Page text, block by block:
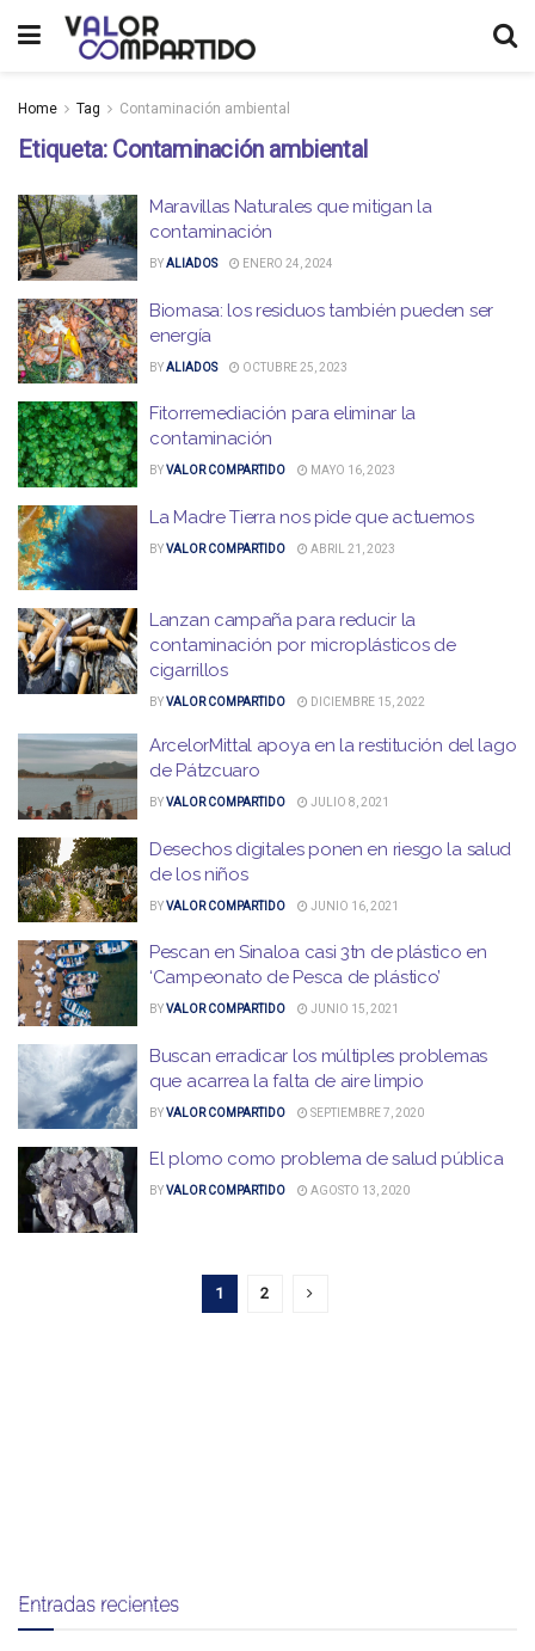
Home Tag Contaminación ambiental
Etiqueta: Contaminación ambiental
Maravillas Naturales que mitigan la
contaminación
BYALIADOS ENERO 24, 2024
Biomasa: los residuos también pueden ser
energía
BYALIADOS OCTUBRE 25, 2023
Fitorremediación para eliminar la
contaminación
BYVALOR COMPARTIDO MAYO 16, 2023
La Madre Tierra nos pide que actuemos
BYVALOR COMPARTIDO ABRIL 21, 2023
Lanzan campaña para reducir la
contaminación por microplásticos de
cigarrillos
BYVALOR COMPARTIDO DICIEMBRE 15, 2022
ArcelorMittal apoya en la restitución del lago
de Pátzcuaro
BYVALOR COMPARTIDO JULIO 8, 2021
Desechos digitales ponen en riesgo la salud
de los niños
BYVALOR COMPARTIDO JUNIO 16, 2021
Pescan en Sinaloa casi 3tn de plástico en
‘Campeonato de Pesca de plástico’
BYVALOR COMPARTIDO JUNIO 15, 2021
Buscan erradicar los múltiples problemas
que acarrea la falta de aire limpio
BYVALOR COMPARTIDO SEPTIEMBRE 7, 2020
El plomo como problema de salud pública
BYVALOR COMPARTIDO AGOSTO 13, 2020
1 2
Entradas recientes